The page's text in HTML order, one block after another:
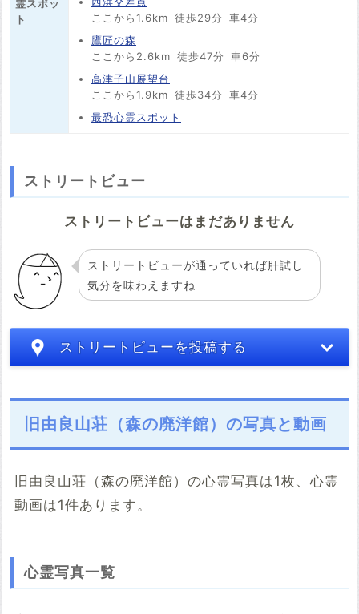
霊スポッ
ト
ここから1.6km 徒歩29分
車4分
鷹匠の森
ここから2.6km 徒歩47分
車6分
高津子山展望台
ここから1.9km 徒歩34分
車4分
最恐心霊スポット
ストリートビュー
ストリートビューはまだありません
ストリートビューが通っていれば肝試し
気分を味わえますね
ストリートビューを投稿する
※「共有HTML」はパソコンでしか取得できないようです
旧由良山荘（森の廃洋館）の写真と動画
旧由良山荘（森の廃洋館）の心霊写真は1枚、心霊
動画は1件あります。
心霊写真一覧